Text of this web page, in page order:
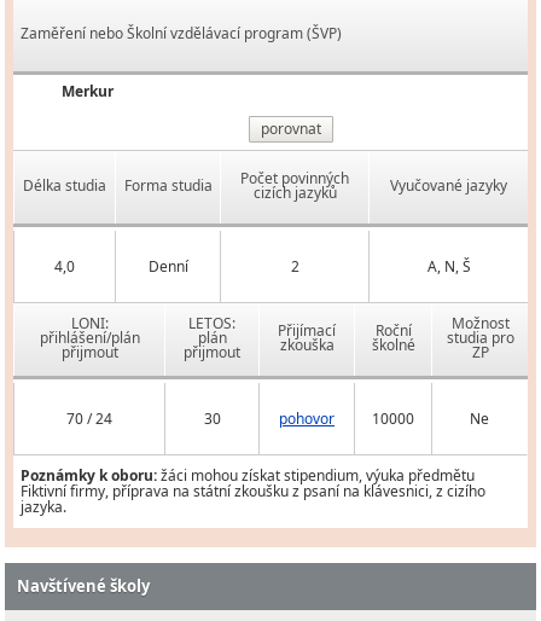
Zaměření nebo Školní vzdělávací program (ŠVP)
Merkur
porovnat
Délka studia Forma studia Počet povinných
cizích jazyků Vyučované jazyky
4,0 Denní 2 A, N, Š
LONI:
přihlášení/plán
přijmout
LETOS:
plán
přijmout
Přijímací
zkouška
Roční
školné
Možnost
studia pro
ZP
70 / 24 30 pohovor 10000 Ne
Poznámky k oboru:žáci mohou získat stipendium, výuka předmětu
Fiktivní firmy, příprava na státní zkoušku z psaní na klávesnici, z cizího
jazyka.
Navštívené školy